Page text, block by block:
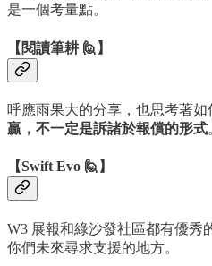
是一個考量點。
【閱讀筆耕 🙋】
呼應雨果大的分享，也思考著如
贏，不一定是訴諸於報償的形式
【Swift Evo 🙋】
W3 展報和綠沙發社區都有優秀
你們未來尋求支援的地方。